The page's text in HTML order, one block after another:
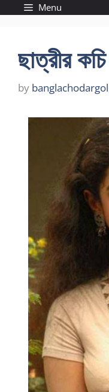
Menu
ছাত্রীর
by